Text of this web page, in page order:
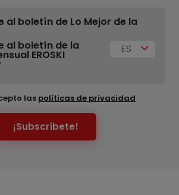
al boletín de Lo Mejor de la
al boletín de la
EROSKI ES
las políticas de privacidad
¡Subscríbete!